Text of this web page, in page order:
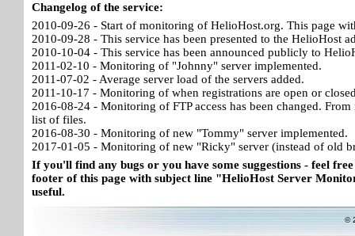
Changelog of the service:
2010-09-26 - Start of monitoring of HelioHost.org. This page
2010-09-28 - This service has been presented to the HelioHost
2010-10-04 - This service has been announced publicly to
2011-02-10 - Monitoring of "Johnny" server implemented.
2011-07-02 - Average server load of the servers added.
2011-10-17 - Monitoring of when registrations are open or
2016-08-24 - Monitoring of FTP access has been changed.
list of files.
2016-08-30 - Monitoring of new "Tommy" server implemented.
2017-01-05 - Monitoring of new "Ricky" server (instead of old
If you'll find any bugs or you have some suggestions - feel
footer of this page with subject line "HelioHost Server
useful.
©